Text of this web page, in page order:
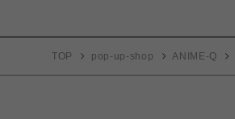
TOP pop-up-shop ANIME-Q